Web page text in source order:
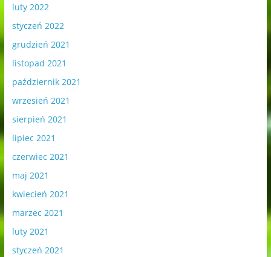
luty 2022
styczeń 2022
grudzień 2021
listopad 2021
październik 2021
wrzesień 2021
sierpień 2021
lipiec 2021
czerwiec 2021
maj 2021
kwiecień 2021
marzec 2021
luty 2021
styczeń 2021